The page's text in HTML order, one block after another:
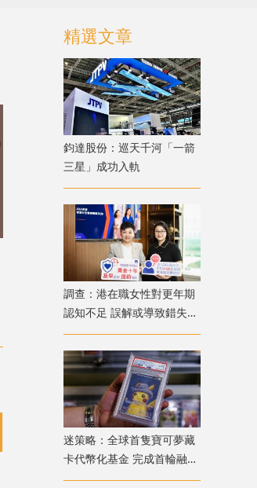
精選文章
鈞達股份：巡天千河「一箭
三星」成功入軌
調查：港在職女性對更年期
認知不足 誤解或導致錯失
「黃金預防期」
迷策略：全球首隻寶可夢藏
卡代幣化基金 完成首輪融資
兼獲超購